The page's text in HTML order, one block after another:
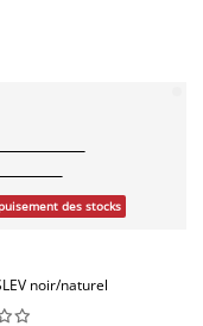
des stocks
noir/naturel

